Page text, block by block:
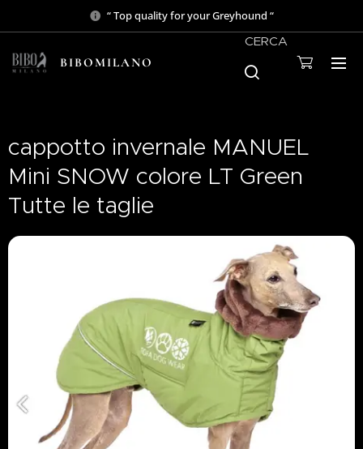
“ Top quality for your Greyhound “
BIBOMILANO
CERCA
cappotto invernale MANUEL
Mini SNOW colore LT Green
Tutte le taglie